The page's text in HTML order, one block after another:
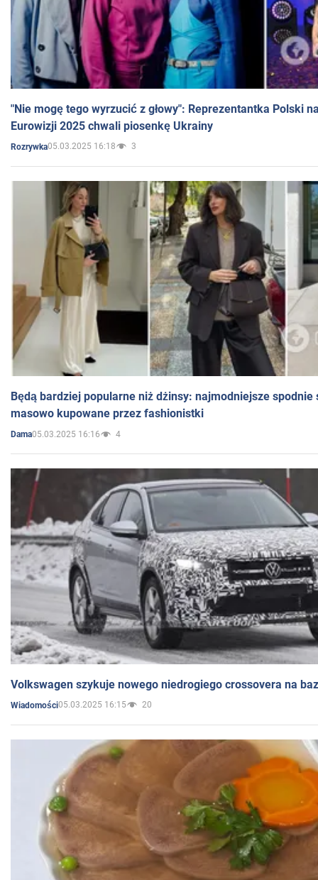
"Nie mogę tego wyrzucić z głowy": Reprezentantka Polski
Eurowizji 2025 chwali piosenkę Ukrainy
Rozrywka05.03.2025 16:18 3
Będą bardziej popularne niż dżinsy: najmodniejsze spodnie
masowo kupowane przez fashionistki
Dama05.03.2025 16:16 4
Volkswagen szykuje nowego niedrogiego crossovera na
Wiadomości05.03.2025 16:15 20